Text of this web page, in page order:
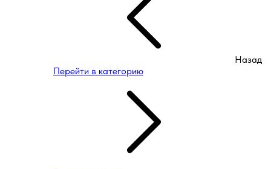
Назад
Перейти в категорию